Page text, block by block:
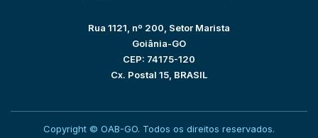
Rua 1121, nº 200, Setor Marista
Goiânia-GO
CEP: 74175-120
Cx. Postal 15, BRASIL
Copyright © OAB-GO. Todos os direitos reservados.